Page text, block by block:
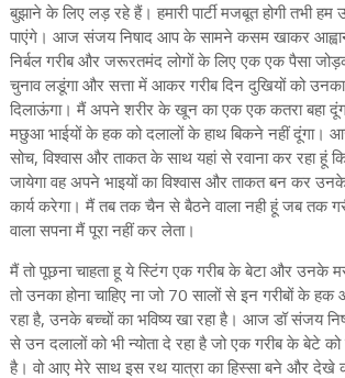
बुझाने के लिए लड़ रहे हैं। हमारी पार्टी मजबूत होगी तभी
पाएंगे। आज संजय निषाद आप के सामने कसम खाकर
निर्बल गरीब और जरूरतमंद लोगों के लिए एक एक पैसा
चुनाव लडूंगा और सत्ता में आकर गरीब दिन दुखियों को
दिलाऊंगा। मैं अपने शरीर के खून का एक एक कतरा बहा
मछुआ भाईयों के हक को दलालों के हाथ बिकने नहीं दूंगा।
सोच, विश्वास और ताकत के साथ यहां से रवाना कर रहा हूं
जायेगा वह अपने भाइयों का विश्वास और ताकत बन कर
कार्य करेगा। मैं तब तक चैन से बैठने वाला नही हूं जब तक
वाला सपना मैं पूरा नहीं कर लेता।
मैं तो पूछना चाहता हू ये स्टिंग एक गरीब के बेटा और उनके
तो उनका होना चाहिए ना जो 70 सालों से इन गरीबों के
रहा है, उनके बच्चों का भविष्य खा रहा है। आज डॉ संजय
से उन दलालों को भी न्योता दे रहा है जो एक गरीब के बेटे
है। वो आए मेरे साथ इस रथ यात्रा का हिस्सा बने और देखे